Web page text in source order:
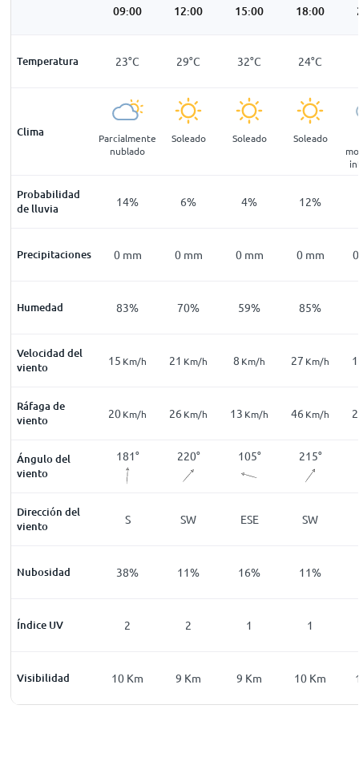
09:00 12:00 15:00 18:00
Temperatura
C 17°C 23°C 29°C 32°C 24°C
Clima
Parcialmente
nublado
Soleado Soleado Soleado
Probabilidad
de lluvia13% 14% 6% 4% 12%
Precipitaciones
mm 0mm 0 mm 0 mm 0 mm 0 mm
Humedad
90 83% 70% 59% 85%
Velocidad del
viento
h 9 Km/h 15 Km/h 21 Km/h 8 Km/h 27 Km/h
Ráfaga de
viento
Km/h 19Km/h 20Km/h 26 Km/h 13 Km/h 46 Km/h
Ángulo del
viento
169 181° 220° 105° 215°
Dirección del
viento
S S SW ESE SW
Nubosidad
0% 38% 11% 16% 11%
Índice UV 2 2 1 1
Visibilidad
Km 10Km 10 Km 9 Km 9 Km 10 Km